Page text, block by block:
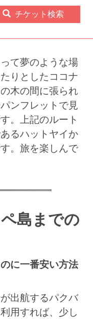
チケット検索
て夢のような場
りとしたココナ
木の間に張られ
ンフレットで見
。上記のルート
るハットヤイか
。旅を楽しんで
島までの
に一番安い方法
出航するパクバ
用すれば、少し